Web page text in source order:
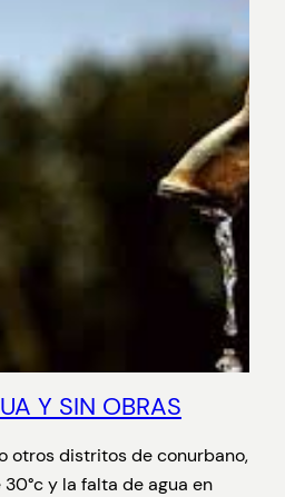
Y SIN OBRAS
otros distritos de conurbano,
y la falta de agua en